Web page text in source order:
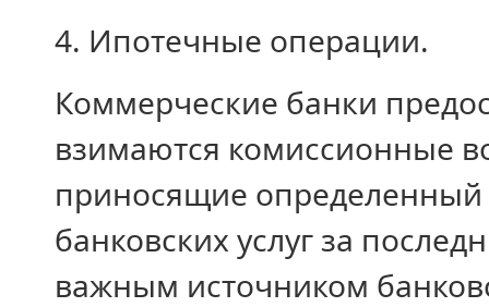
4. Ипотечные операции.
Коммерческие банки
взимаются комиссионные
приносящие
банковских услуг за
важным источником